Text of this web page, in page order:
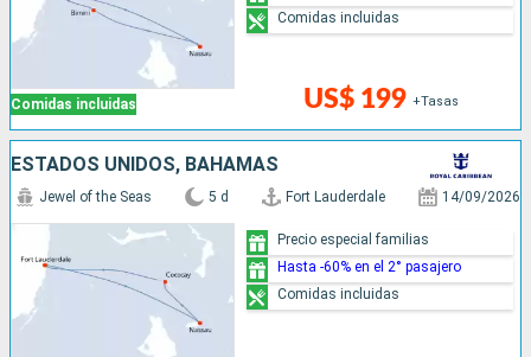
Comidas incluidas US$ 199 +Tasas
Comidas incluidas
ESTADOS UNIDOS, BAHAMAS
Jewel of the Seas 5 d Fort Lauderdale 14/09/2026
Precio especial familias
Hasta -60% en el 2° pasajero
Comidas incluidas